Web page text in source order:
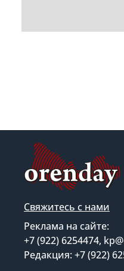
Свяжитесь с нами
Реклама на сайте:
+7 (922) 6254474,
Редакция: +7 (922)